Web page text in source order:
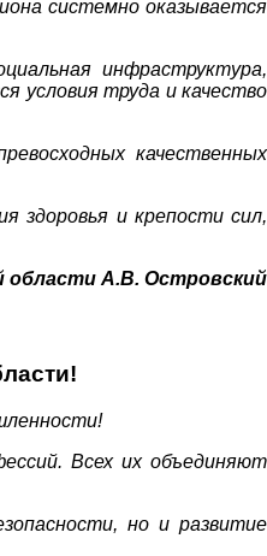
системно оказывается
инфраструктура,
условия труда и качество
качественных
здоровья и крепости сил,
области А.В. Островский
Всех их объединяют
но и развитие